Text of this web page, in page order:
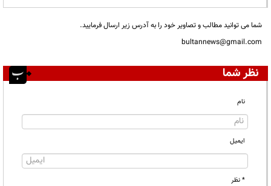
شما می توانید مطالب و تصاویر خود را به آدرس زیر ارسال فرمایید.
bultannews@gmail.com
نظر شما
نام
ایمیل
* نظر